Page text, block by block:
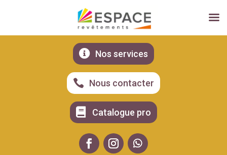
 Nos services
 Nous contacter
 Catalogue pro